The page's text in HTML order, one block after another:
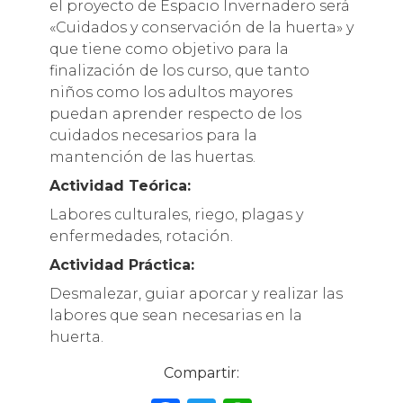
el proyecto de Espacio Invernadero será
«Cuidados y conservación de la huerta» y
que tiene como objetivo para la
finalización de los curso, que tanto
niños como los adultos mayores
puedan aprender respecto de los
cuidados necesarios para la
mantención de las huertas.
Actividad Teórica:
Labores culturales, riego, plagas y
enfermedades, rotación.
Actividad Práctica:
Desmalezar, guiar aporcar y realizar las
labores que sean necesarias en la
huerta.
Compartir: